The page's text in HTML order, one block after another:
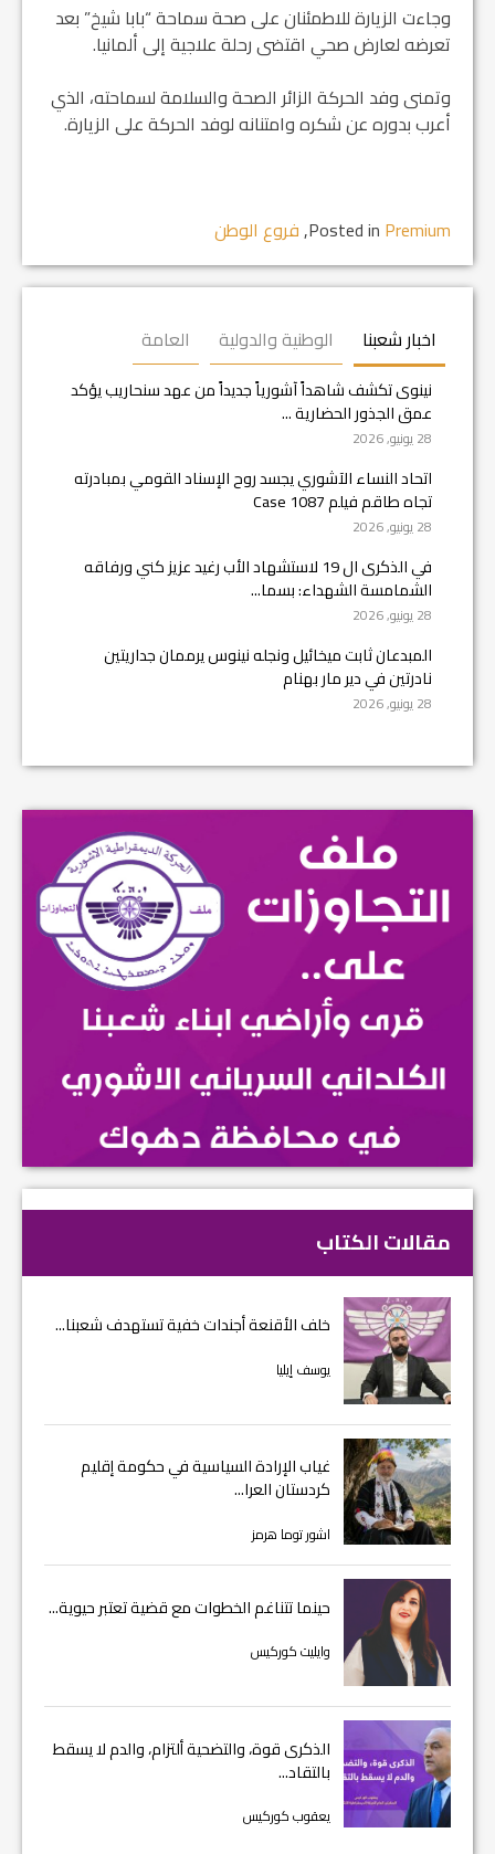
وجاءت الزيارة للاطمئنان على صحة سماحة “بابا شيخ” بعد
تعرضه لعارض صحي اقتضى رحلة علاجية إلى ألمانيا.
وتمنى وفد الحركة الزائر الصحة والسلامة لسماحته، الذي
أعرب بدوره عن شكره وامتنانه لوفد الحركة على الزيارة.
Posted in Premium
,فروع الوطن
اخبار شعبنا الوطنية والدولية العامة
نينوى تكشف شاهداً آشورياً جديداً من عهد سنحاريب يؤكد
عمق الجذور الحضارية ...
28 يونيو, 2026
اتحاد النساء الآشوري يجسد روح الإسناد القومي بمبادرته
تجاه طاقم فيلم Case 1087
28 يونيو, 2026
في الذكرى ال 19 لاستشهاد الأب رغيد عزيز كني ورفاقه
الشمامسة الشهداء: بسما...
28 يونيو, 2026
المبدعان ثابت ميخائيل ونجله نينوس يرممان جداريتين
نادرتين في دير مار بهنام
28 يونيو, 2026
مقالات الكتاب
خلف الأقنعة أجندات خفية تستهدف شعبنا...
يوسف إيليا
غياب الإرادة السياسية في حكومة إقليم
كردستان العرا...
اشور توما هرمز
حينما تتناغم الخطوات مع قضية تعتبر حيوية...
وايليت كوركيس
الذكرى قوة، والتضحية ألتزام، والدم لا يسقط
بالتقاد...
يعقوب كوركيس